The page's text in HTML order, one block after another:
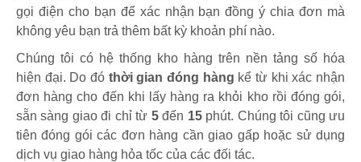
gọi điện cho bạn để xác nhận bạn đồng ý chia đơn mà
không yêu bạn trả thêm bất kỳ khoản phí nào.
Chúng tôi có hệ thống kho hàng trên nền tảng số hóa
hiện đại. Do đó thời gian đóng hàng kể từ khi xác nhận
đơn hàng cho đến khi lấy hàng ra khỏi kho rồi đóng gói,
sẵn sàng giao đi chỉ từ 5đến 15 phút. Chúng tôi cũng ưu
tiên đóng gói các đơn hàng cần giao gấp hoặc sử dụng
dịch vụ giao hàng hỏa tốc của các đối tác.